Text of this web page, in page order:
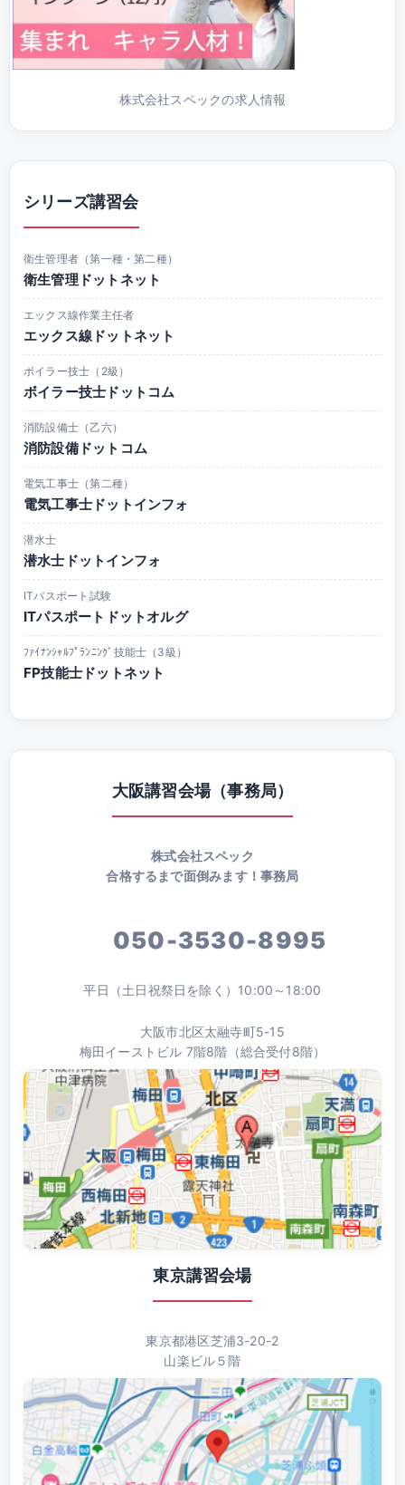
株式会社スペックの求人情報
シリーズ講習会
衛生管理者（第一種・第二種）
衛生管理ドットネット
エックス線作業主任者
エックス線ドットネット
ボイラー技士（2級）
ボイラー技士ドットコム
消防設備士（乙六）
消防設備ドットコム
電気工事士（第二種）
電気工事士ドットインフォ
潜水士
潜水士ドットインフォ
ITパスポート試験
ITパスポートドットオルグ
ﾌｧｲﾅﾝｼｬﾙﾌﾟﾗﾝﾆﾝｸﾞ技能士（3級）
FP技能士ドットネット
大阪講習会場（事務局）
株式会社スペック
合格するまで面倒みます！事務局
050-3530-8995
平日（土日祝祭日を除く）10:00～18:00
大阪市北区太融寺町5-15
梅田イーストビル 7階8階（総合受付8階）
東京講習会場
東京都港区芝浦3-20-2
山楽ビル５階